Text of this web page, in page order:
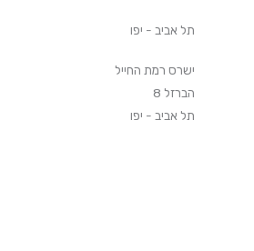
תל אביב - יפו
ישרס רמת החייל
הברזל 8
תל אביב - יפו